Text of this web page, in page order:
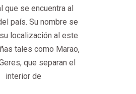
que se encuentra al
país. Su nombre se
localización al este
tales como Marao,
que separan el
interior de